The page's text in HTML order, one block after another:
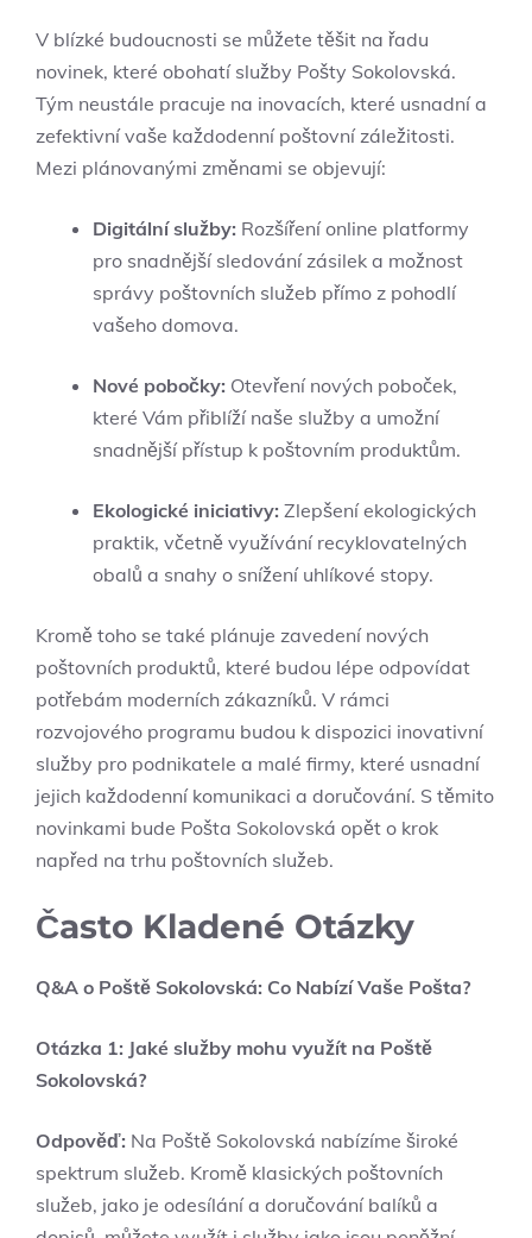
V blízké budoucnosti se můžete těšit na řadu
novinek, které obohatí služby Pošty Sokolovská.
Tým neustále pracuje na inovacích, které usnadní a
zefektivní vaše každodenní poštovní záležitosti.
Mezi plánovanými změnami se objevují:
Digitální služby: Rozšíření online platformy
pro snadnější sledování zásilek a možnost
správy poštovních služeb přímo z pohodlí
vašeho domova.
Nové pobočky: Otevření nových poboček,
které Vám přiblíží naše služby a umožní
snadnější přístup k poštovním produktům.
Ekologické iniciativy: Zlepšení ekologických
praktik, včetně využívání recyklovatelných
obalů a snahy o snížení uhlíkové stopy.
Kromě toho se také plánuje zavedení nových
poštovních produktů, které budou lépe odpovídat
potřebám moderních zákazníků. V rámci
rozvojového programu budou k dispozici inovativní
služby pro podnikatele a malé firmy, které usnadní
jejich každodenní komunikaci a doručování. S těmito
novinkami bude Pošta Sokolovská opět o krok
napřed na trhu poštovních služeb.
Často Kladené Otázky
Q&A o Poště Sokolovská: Co Nabízí Vaše Pošta?
Otázka 1: Jaké služby mohu využít na Poště
Sokolovská?
Odpověď: Na Poště Sokolovská nabízíme široké
spektrum služeb. Kromě klasických poštovních
služeb, jako je odesílání a doručování balíků a